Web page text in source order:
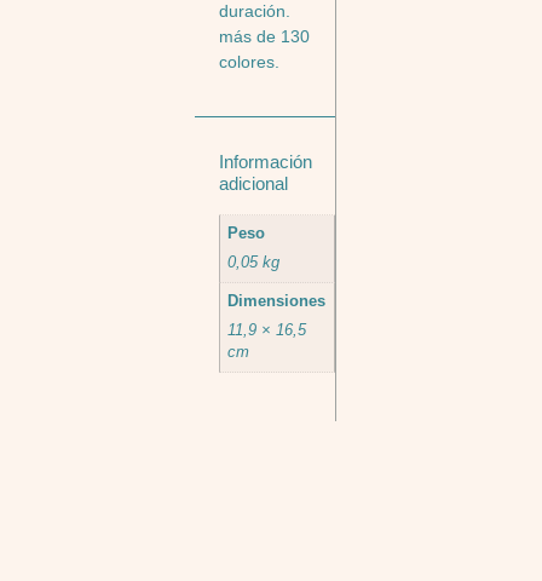
duración.
más de 130
colores.
Información
adicional
Peso
0,05 kg
Dimensiones
11,9 × 16,5
cm